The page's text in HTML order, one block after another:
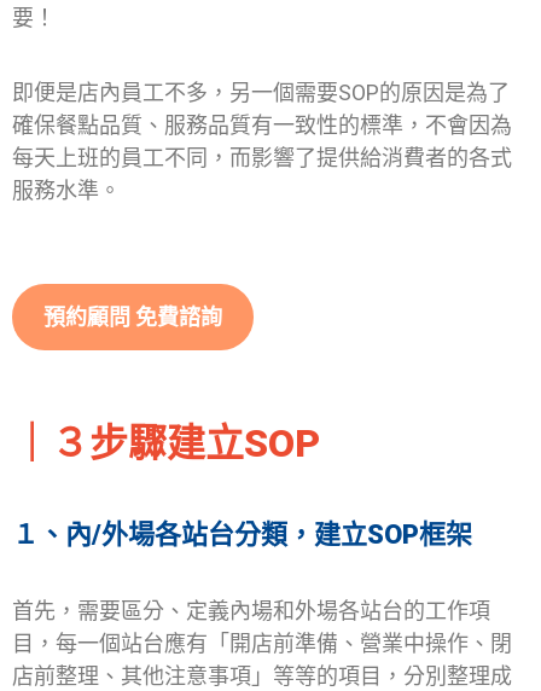
要！
即便是店內員工不多，另一個需要SOP的原因是為了
確保餐點品質、服務品質有一致性的標準，不會因為
每天上班的員工不同，而影響了提供給消費者的各式
服務水準。
預約顧問 免費諮詢
３步驟建立SOP
１、內/外場各站台分類，建立SOP框架
首先，需要區分、定義內場和外場各站台的工作項
目，每一個站台應有「開店前準備、營業中操作、閉
店前整理、其他注意事項」等等的項目，分別整理成